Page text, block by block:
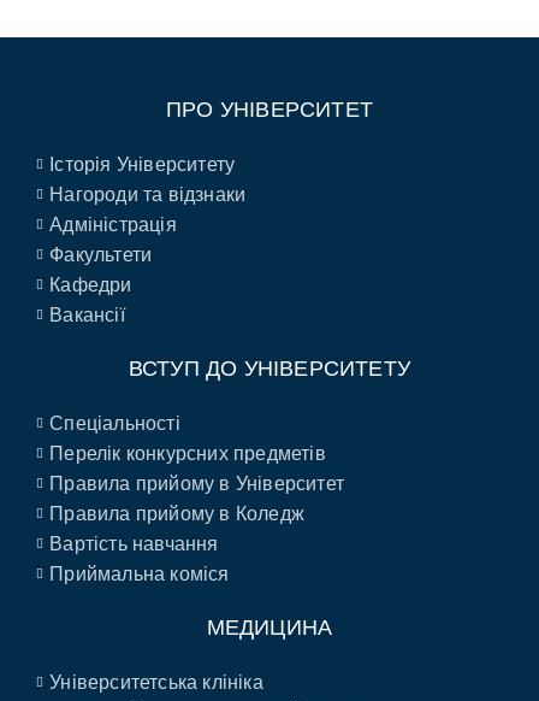
ПРО УНІВЕРСИТЕТ
Історія Університету
Нагороди та відзнаки
Адміністрація
Факультети
Кафедри
Вакансії
ВСТУП ДО УНІВЕРСИТЕТУ
Спеціальності
Перелік конкурсних предметів
Правила прийому в Університет
Правила прийому в Коледж
Вартість навчання
Приймальна коміся
МЕДИЦИНА
Університетська клініка